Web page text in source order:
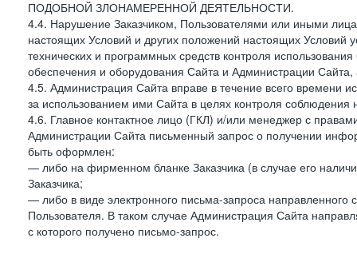
ПОДОБНОЙ ЗЛОНАМЕРЕННОЙ ДЕЯТЕЛЬНОСТИ.
4.4. Нарушение Заказчиком, Пользователями или иными
настоящих Условий и других положений настоящих Условий
технических и программных средств контроля
обеспечения и оборудования Сайта и Администрации
4.5. Администрация Сайта вправе в течение всего времени
за использованием ими Сайта в целях контроля
4.6. Главное контактное лицо (ГКЛ) и/или менеджер с
Администрации Сайта письменный запрос о получении
быть оформлен:
— либо на фирменном бланке Заказчика (в случае его
Заказчика;
— либо в виде электронного письма-запроса направленного
Пользователя. В таком случае Администрация Сайта
с которого получено письмо-запрос.